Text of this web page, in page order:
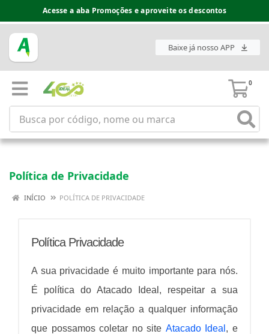
Acesse a aba Promoções e aproveite os descontos
Baixe já nosso APP
0
Política de Privacidade
INÍCIO POLÍTICA DE PRIVACIDADE
Política Privacidade
A sua privacidade é muito importante para nós.
É política do Atacado Ideal, respeitar a sua
privacidade em relação a qualquer informação
que possamos coletar no site Atacado Ideal , e